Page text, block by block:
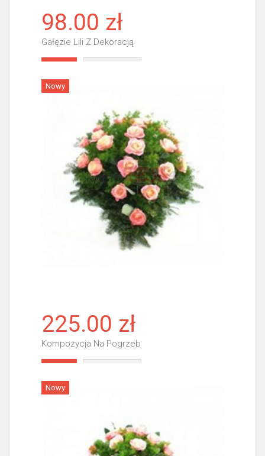
98.00 zł
Gałęzie Lili Z Dekoracją
Nowy
225.00 zł
Kompozycja Na Pogrzeb
Nowy